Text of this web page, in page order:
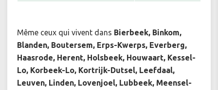
Même ceux qui vivent dans Bierbeek, Binkom,
Blanden, Boutersem, Erps-Kwerps, Everberg,
Haasrode, Herent, Holsbeek, Houwaart, Kessel-
Lo, Korbeek-Lo, Kortrijk-Dutsel, Leefdaal,
Leuven, Linden, Lovenjoel, Lubbeek, Meensel-